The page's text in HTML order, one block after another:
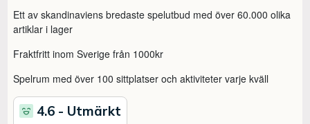
Ett av skandinaviens bredaste spelutbud med över 60.000 olika
artiklar i lager
Fraktfritt inom Sverige från 1000kr
Spelrum med över 100 sittplatser och aktiviteter varje kväll